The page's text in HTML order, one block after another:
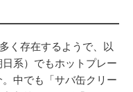
く存在するようで、以
系）でもホットプレー
中でも「サバ缶クリー